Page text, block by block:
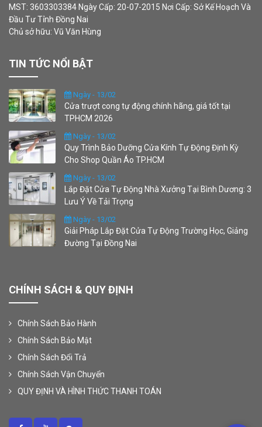
MST: 3603303384 Ngày Cấp: 20-07-2015 Nơi Cấp: Sở Kế Hoạch Và
Đầu Tư Tỉnh Đồng Nai
Chủ sở hữu: Vũ Văn Hùng
TIN TỨC NỔI BẬT
Ngày - 13/02
Cửa trượt cong tự động chính hãng, giá tốt tại
TPHCM 2026
Ngày - 13/02
Quy Trình Bảo Dưỡng Cửa Kính Tự Động Định Kỳ
Cho Shop Quần Áo TP.HCM
Ngày - 13/02
Lắp Đặt Cửa Tự Động Nhà Xưởng Tại Bình Dương: 3
Lưu Ý Về Tải Trọng
Ngày - 13/02
Giải Pháp Lắp Đặt Cửa Tự Động Trường Học, Giảng
Đường Tại Đồng Nai
CHÍNH SÁCH & QUY ĐỊNH
Chính Sách Bảo Hành
Chính Sách Bảo Mật
Chính Sách Đổi Trả
Chính Sách Vận Chuyển
QUY ĐỊNH VÀ HÌNH THỨC THANH TOÁN